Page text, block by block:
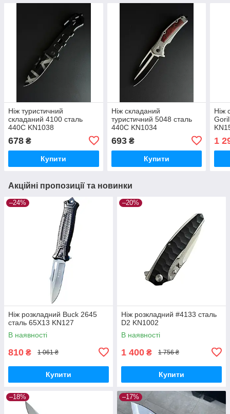
Ніж туристичний
складаний 4100 сталь
440С KN1038
678 ₴
Купити
Ніж складаний
туристичний 5048 сталь
440С KN1034
693₴
Купити
Ніж
1
Акційні пропозиції та новинки
–24%
Ніж розкладний Buck 2645
сталь 65Х13 KN127
В наявності
810 ₴ 1 061 ₴
Купити
–20%
Ніж розкладний #4133 сталь
D2 KN1002
В наявності
1 400 ₴ 1 756 ₴
Купити
–18% –17%